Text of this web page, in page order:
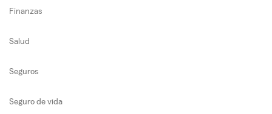
Finanzas
Salud
Seguros
Seguro de vida